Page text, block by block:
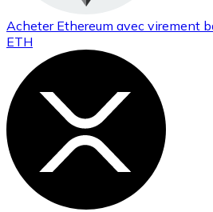
Acheter Ethereum avec virement
ETH